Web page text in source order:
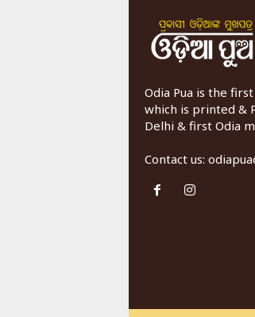
Odia Pua is the
which is printed &
Delhi & first Odia
Contact us: